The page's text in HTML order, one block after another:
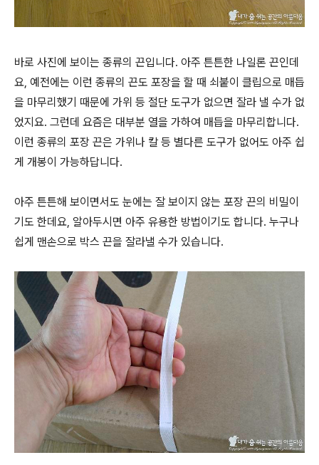
바로 사진에 보이는 종류의 끈입니다. 아주 튼튼한 나일론 끈인데
요, 예전에는 이런 종류의 끈도 포장을 할 때 쇠붙이 클립으로 매듭
을 마무리했기 때문에 가위 등 절단 도구가 없으면 잘라 낼 수가 없
었지요. 그런데 요즘은 대부분 열을 가하여 매듭을 마무리합니다.
이런 종류의 포장 끈은 가위나 칼 등 별다른 도구가 없어도 아주 쉽
게 개봉이 가능하답니다.
아주 튼튼해 보이면서도 눈에는 잘 보이지 않는 포장 끈의 비밀이
기도 한데요, 알아두시면 아주 유용한 방법이기도 합니다. 누구나
쉽게 맨손으로 박스 끈을 잘라낼 수가 있습니다.